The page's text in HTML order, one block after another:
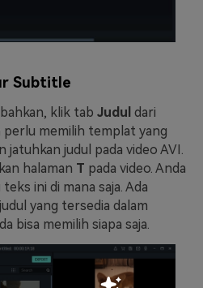
Subtitle
klik tab Judul dari
perlu memilih templat yang
jatuhkan judul pada video AVI.
halaman T pada video. Anda
ini di mana saja. Ada
yang tersedia dalam
bisa memilih siapa saja.